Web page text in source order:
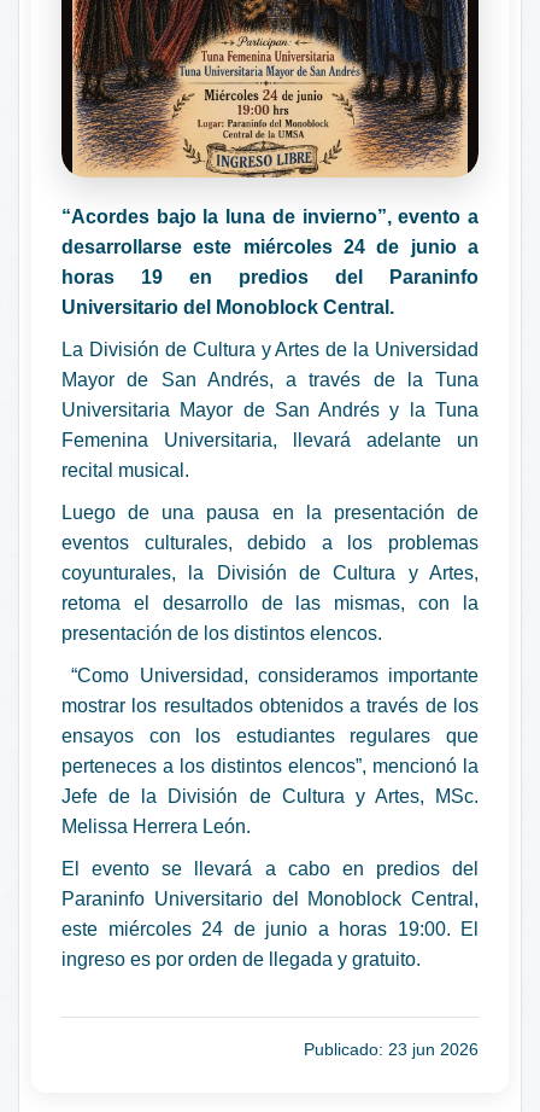
“Acordes bajo la luna de invierno”, evento a
desarrollarse este miércoles 24 de junio a
horas 19 en predios del Paraninfo
Universitario del Monoblock Central.
La División de Cultura y Artes de la Universidad
Mayor de San Andrés, a través de la Tuna
Universitaria Mayor de San Andrés y la Tuna
Femenina Universitaria, llevará adelante un
recital musical.
Luego de una pausa en la presentación de
eventos culturales, debido a los problemas
coyunturales, la División de Cultura y Artes,
retoma el desarrollo de las mismas, con la
presentación de los distintos elencos.
“Como Universidad, consideramos importante
mostrar los resultados obtenidos a través de los
ensayos con los estudiantes regulares que
perteneces a los distintos elencos”, mencionó la
Jefe de la División de Cultura y Artes, MSc.
Melissa Herrera León.
El evento se llevará a cabo en predios del
Paraninfo Universitario del Monoblock Central,
este miércoles 24 de junio a horas 19:00. El
ingreso es por orden de llegada y gratuito.
Publicado: 23 jun 2026